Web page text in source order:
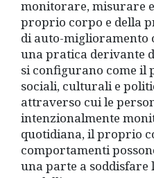
monitorare, misurare
proprio corpo e della
di auto-miglioramento
una pratica derivante
si configurano come il
sociali, culturali e
attraverso cui le
intenzionalmente
quotidiana, il proprio
comportamenti
una parte a